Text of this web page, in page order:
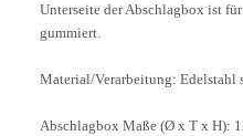
Unterseite der Abschlagbox ist
gummiert.
Material/Verarbeitung: Edelstahl
Abschlagbox Maße (Ø x T x H):